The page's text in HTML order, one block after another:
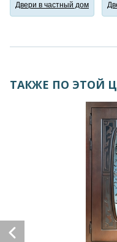
Двери в частный дом
ТАКЖЕ ПО ЭТОЙ